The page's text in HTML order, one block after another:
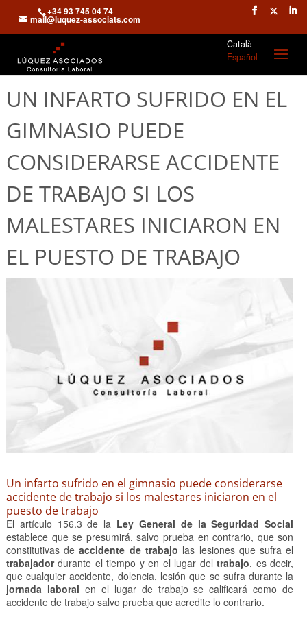
+34 93 745 04 74
mail@luquez-associats.com
Català
Español
UN INFARTO SUFRIDO EN EL
GIMNASIO PUEDE
CONSIDERARSE ACCIDENTE
DE TRABAJO SI LOS
MALESTARES INICIARON EN
EL PUESTO DE TRABAJO
Un infarto sufrido en el gimnasio puede considerarse
accidente de trabajo si los malestares iniciaron en el
puesto de trabajo
El artículo 156.3 de la Ley General de la Seguridad Social
establece que se presumirá, salvo prueba en contrario, que son
constitutivas deaccidente de trabajo las lesiones que sufra el
trabajadordurante el tiempo y en el lugar deltrabajo, es decir,
que cualquier accidente, dolencia, lesión que se sufra durante la
jornada laboral en el lugar de trabajo se calificará como de
accidente de trabajo salvo prueba que acredite lo contrario.